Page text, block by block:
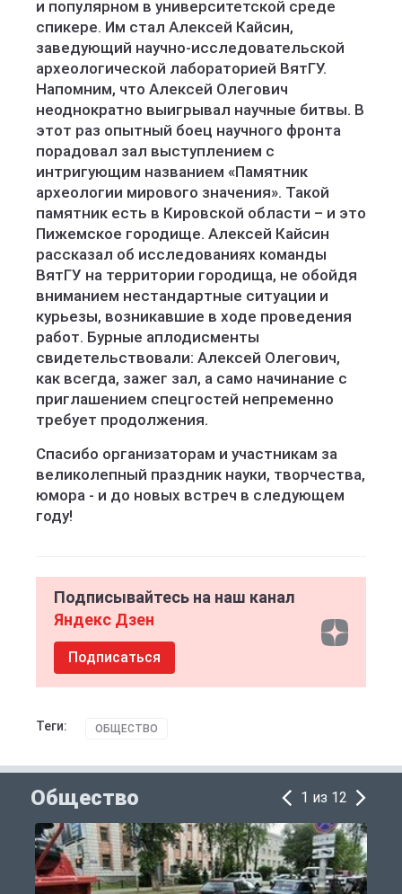
и популярном в университетской среде
спикере. Им стал Алексей Кайсин,
заведующий научно-исследовательской
археологической лабораторией ВятГУ.
Напомним, что Алексей Олегович
неоднократно выигрывал научные битвы. В
этот раз опытный боец научного фронта
порадовал зал выступлением с
интригующим названием «Памятник
археологии мирового значения». Такой
памятник есть в Кировской области – и это
Пижемское городище. Алексей Кайсин
рассказал об исследованиях команды
ВятГУ на территории городища, не обойдя
вниманием нестандартные ситуации и
курьезы, возникавшие в ходе проведения
работ. Бурные аплодисменты
свидетельствовали: Алексей Олегович,
как всегда, зажег зал, а само начинание с
приглашением спецгостей непременно
требует продолжения.
Спасибо организаторам и участникам за
великолепный праздник науки, творчества,
юмора - и до новых встреч в следующем
году!
Подписывайтесь на наш канал
Яндекс Дзен
Подписаться
Теги: ОБЩЕСТВО
Общество 1 из 12